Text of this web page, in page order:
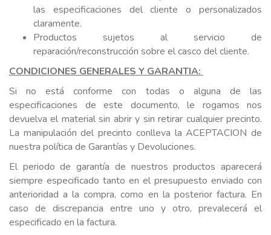
las especificaciones del cliente o personalizados
claramente.
Productos sujetos al servicio de
reparación/reconstrucción sobre el casco del cliente.
CONDICIONES GENERALES Y GARANTIA:
Si no está conforme con todas o alguna de las
especificaciones de este documento, le rogamos nos
devuelva el material sin abrir y sin retirar cualquier precinto.
La manipulación del precinto conlleva la ACEPTACION de
nuestra política de Garantías y Devoluciones.
El periodo de garantía de nuestros productos aparecerá
siempre especificado tanto en el presupuesto enviado con
anterioridad a la compra, como en la posterior factura. En
caso de discrepancia entre uno y otro, prevalecerá el
especificado en la factura.